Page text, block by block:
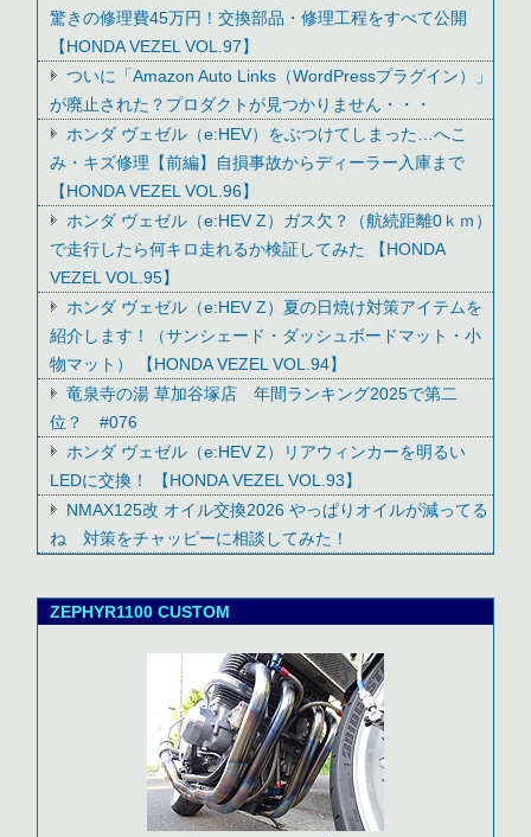
驚きの修理費45万円！交換部品・修理工程をすべて公開
【HONDA VEZEL VOL.97】
ついに「Amazon Auto Links（WordPressプラグイン）」
が廃止された？プロダクトが見つかりません・・・
ホンダ ヴェゼル（e:HEV）をぶつけてしまった…へこ
み・キズ修理【前編】自損事故からディーラー入庫まで
【HONDA VEZEL VOL.96】
ホンダ ヴェゼル（e:HEV Z）ガス欠？（航続距離0ｋｍ）
で走行したら何キロ走れるか検証してみた 【HONDA
VEZEL VOL.95】
ホンダ ヴェゼル（e:HEV Z）夏の日焼け対策アイテムを
紹介します！（サンシェード・ダッシュボードマット・小
物マット） 【HONDA VEZEL VOL.94】
竜泉寺の湯 草加谷塚店 年間ランキング2025で第二
位？ #076
ホンダ ヴェゼル（e:HEV Z）リアウィンカーを明るい
LEDに交換！ 【HONDA VEZEL VOL.93】
NMAX125改 オイル交換2026 やっぱりオイルが減ってる
ね 対策をチャッピーに相談してみた！
ZEPHYR1100 CUSTOM